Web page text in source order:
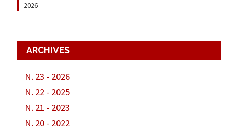
2026
ARCHIVES
N. 23 - 2026
N. 22 - 2025
N. 21 - 2023
N. 20 - 2022